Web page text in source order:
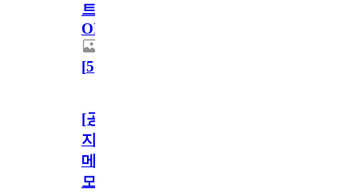
트
OPEN!
[5]
[공
지]
메
모